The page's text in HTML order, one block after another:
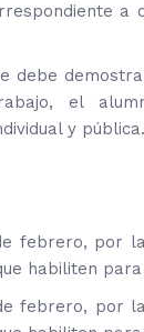
a
debe
el
y pública.
febrero, por
habiliten
febrero, por